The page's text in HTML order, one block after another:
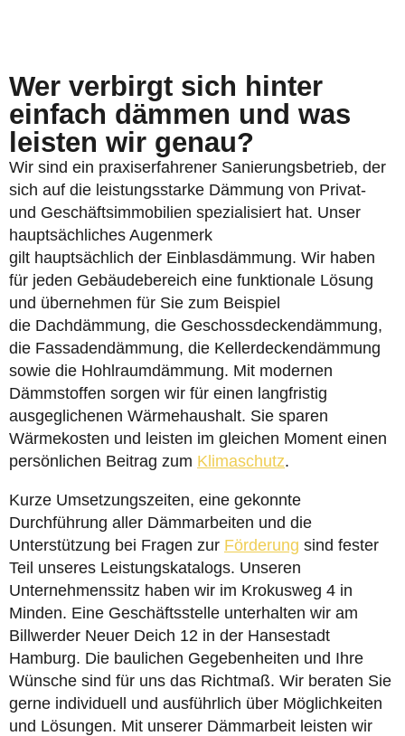
Wer verbirgt sich hinter
einfach dämmen und was
leisten wir genau?
Wir sind ein praxiserfahrener Sanierungsbetrieb, der
sich auf die leistungsstarke Dämmung von Privat-
und Geschäftsimmobilien spezialisiert hat. Unser
hauptsächliches Augenmerk
gilt hauptsächlich der Einblasdämmung. Wir haben
für jeden Gebäudebereich eine funktionale Lösung
und übernehmen für Sie zum Beispiel
die Dachdämmung, die Geschossdeckendämmung,
die Fassadendämmung, die Kellerdeckendämmung
sowie die Hohlraumdämmung. Mit modernen
Dämmstoffen sorgen wir für einen langfristig
ausgeglichenen Wärmehaushalt. Sie sparen
Wärmekosten und leisten im gleichen Moment einen
persönlichen Beitrag zum Klimaschutz.
Kurze Umsetzungszeiten, eine gekonnte
Durchführung aller Dämmarbeiten und die
Unterstützung bei Fragen zur Förderung sind fester
Teil unseres Leistungskatalogs. Unseren
Unternehmenssitz haben wir im Krokusweg 4 in
Minden. Eine Geschäftsstelle unterhalten wir am
Billwerder Neuer Deich 12 in der Hansestadt
Hamburg. Die baulichen Gegebenheiten und Ihre
Wünsche sind für uns das Richtmaß. Wir beraten Sie
gerne individuell und ausführlich über Möglichkeiten
und Lösungen. Mit unserer Dämmarbeit leisten wir